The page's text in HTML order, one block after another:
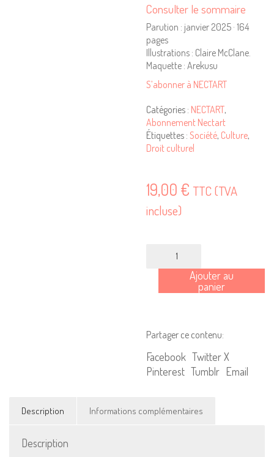
Consulter le sommaire
Parution : janvier 2025 · 164
pages
Illustrations : Claire McClane.
Maquette : Arekusu
S’abonner à NECTART
Catégories : NECTART,
Abonnement Nectart
Étiquettes : Société, Culture,
Droit culturel
19,00 € TTC (TVA
incluse)
quantité
#20
Société,
Idées,
Numérique
Ajouter au
panier
Partager ce contenu:
Facebook Twitter X
Pinterest Tumblr Email
Description Informations complémentaires
Description